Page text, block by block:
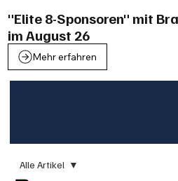
"Elite 8-Sponsoren" mit
im August 26
Mehr erfahren
Alle Artikel